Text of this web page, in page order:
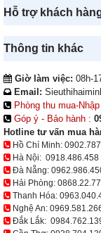
Hỗ trợ khách
Thông tin khác
Giờ làm việc: 08h-
Email:
Phòng thu mua-
Góp ý - Bảo hành :
Hotline tư vấn mua
Hồ Chí Minh:
Hà Nội: 0918.486.458
Đà Nẵng:
Hải Phòng:
Thanh Hóa:
Nghệ An:
Đắk Lắk: